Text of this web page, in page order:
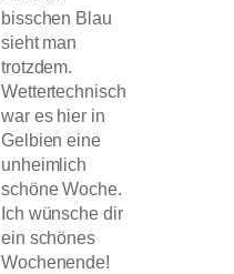
bisschen Blau
sieht man
trotzdem.
Wettertechnisch
war es hier in
Gelbien eine
unheimlich
schöne Woche.
Ich wünsche dir
ein schönes
Wochenende!